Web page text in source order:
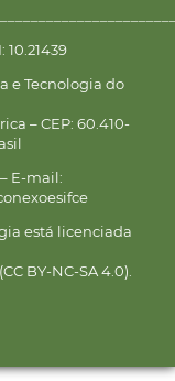
10.21439
e Tecnologia do
– CEP: 60.410-
E-mail:
está licenciada
BY-NC-SA 4.0).